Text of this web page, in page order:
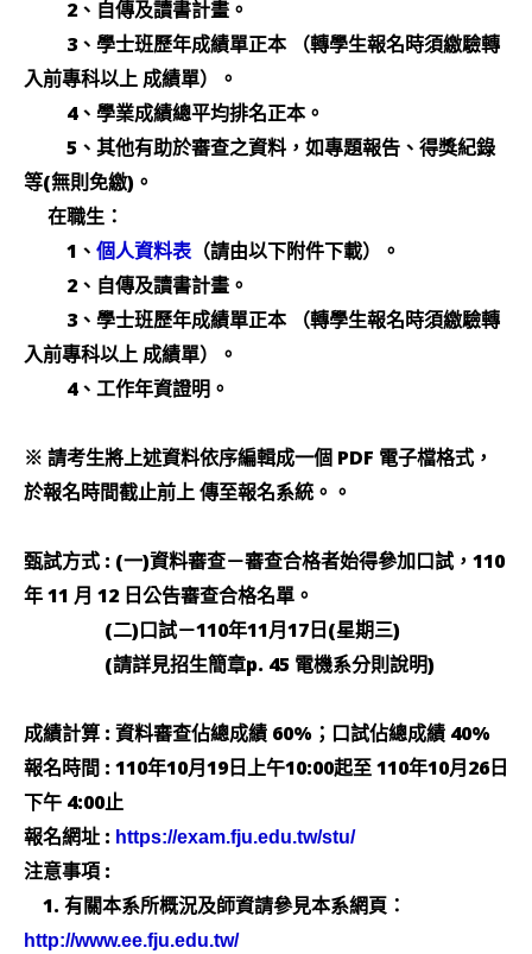
2、自傳及讀書計畫。
3、學士班歷年成績單正本 （轉學生報名時須繳驗轉
入前專科以上 成績單）。
4、學業成績總平均排名正本。
5、其他有助於審查之資料，如專題報告、得獎紀錄
等(無則免繳)。
在職生：
1、 個人資料表（請由以下附件下載）。
2、自傳及讀書計畫。
3、學士班歷年成績單正本 （轉學生報名時須繳驗轉
入前專科以上 成績單）。
4、工作年資證明。
※ 請考生將上述資料依序編輯成一個 PDF 電子檔格式，
於報名時間截止前上 傳至報名系統。。
甄試方式 : (一)資料審查－審查合格者始得參加口試，110
年 11 月 12 日公告審查合格名單。
(二)口試－110年11月17日(星期三)
(請詳見招生簡章p. 45 電機系分則說明)
成績計算 : 資料審查佔總成績 60%；口試佔總成績 40%
報名時間 : 110年10月19日上午10:00起至 110年10月26日
下午 4:00止
報名網址 : https://exam.fju.edu.tw/stu/
注意事項 :
1. 有關本系所概況及師資請參見本系網頁：
http://www.ee.fju.edu.tw/